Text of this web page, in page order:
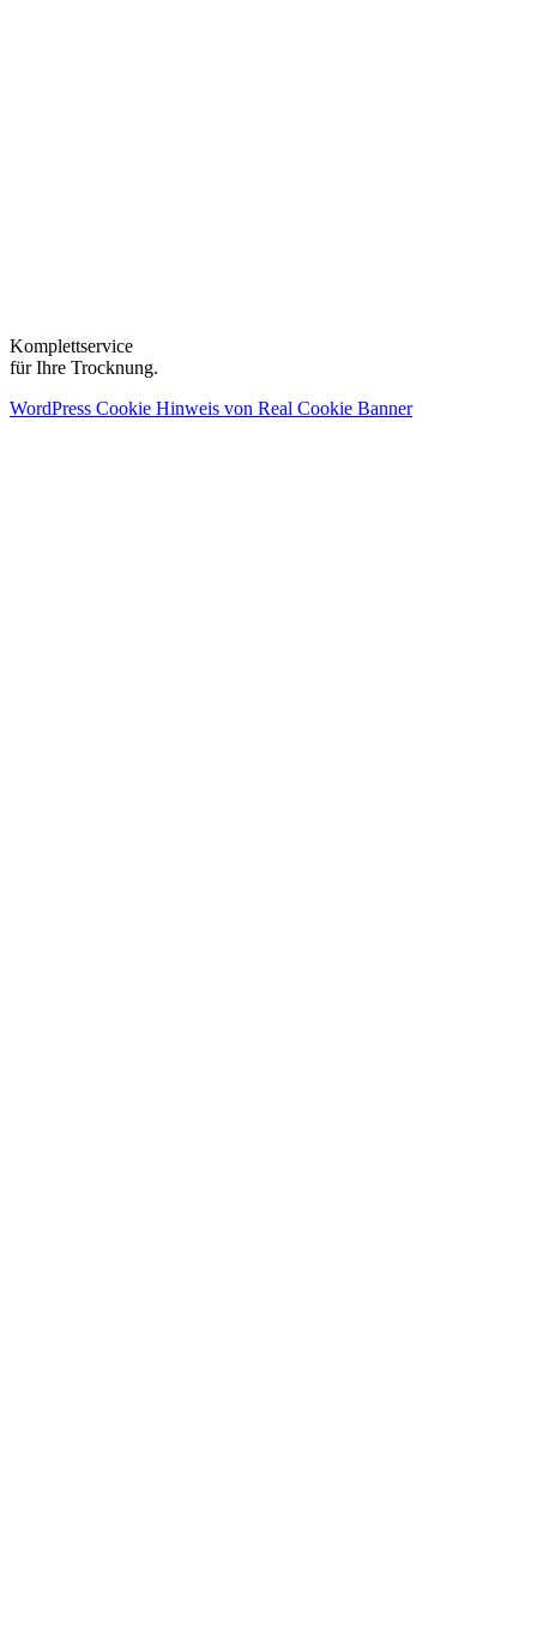
Komplettservice
für Ihre Trocknung.
WordPress Cookie Hinweis von Real Cookie Banner